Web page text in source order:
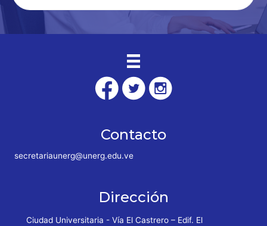
Contacto
secretariaunerg@unerg.edu.ve
Dirección
Ciudad Universitaria - Vía El Castrero – Edif. El